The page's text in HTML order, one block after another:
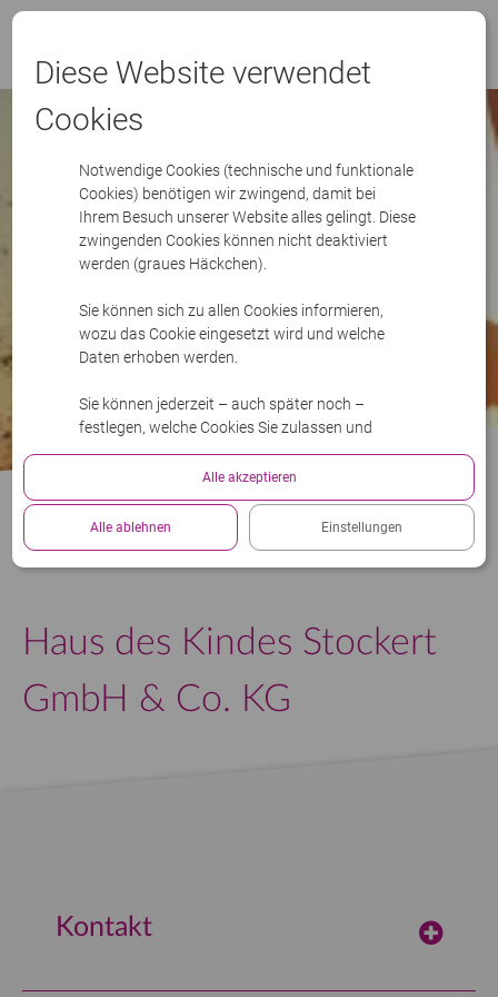
Haus des Kindes Stockert
GmbH & Co. KG
Kontakt
concept-computer
Diese Website verwendet
Cookies
Notwendige Cookies (technische und funktionale
Cookies) benötigen wir zwingend, damit bei
Ihrem Besuch unserer Website alles gelingt. Diese
zwingenden Cookies können nicht deaktiviert
werden (graues Häckchen).
Sie können sich zu allen Cookies informieren,
wozu das Cookie eingesetzt wird und welche
Daten erhoben werden.
Sie können jederzeit – auch später noch –
festlegen, welche Cookies Sie zulassen und
welche nicht.
Bitte lesen Sie mehr in unserer
Datenschutzerklärung.
Alle akzeptieren
Alle ablehnen Einstellungen